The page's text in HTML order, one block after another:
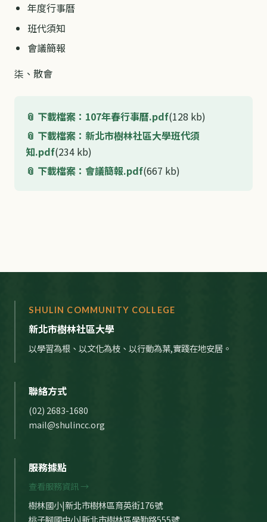
年度行事曆
班代須知
會議簡報
柒、散會
下載檔案：107年春行事曆.pdf(128 kb)
下載檔案：新北市樹林社區大學班代須
知.pdf(234 kb)
下載檔案：會議簡報.pdf(667 kb)
SHULIN COMMUNITY COLLEGE
新北市樹林社區大學
以學習為根、以文化為枝、以行動為葉,實踐在地安居。
聯絡方式
(02) 2683-1680
mail@shulincc.org
服務據點
查看服務資訊 →
樹林國小|新北市樹林區育英街176號
桃子腳國中小|新北市樹林區學勤路555號